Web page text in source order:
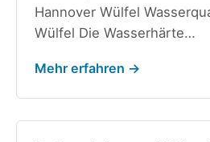
Hannover Wülfel
Wülfel Die Wasserhärte…
Mehr erfahren →